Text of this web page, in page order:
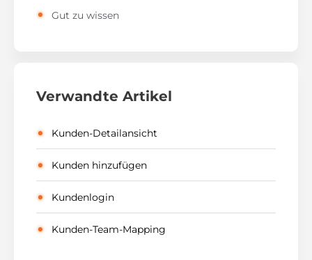
Gut zu wissen
Verwandte Artikel
Kunden-Detailansicht
Kunden hinzufügen
Kundenlogin
Kunden-Team-Mapping